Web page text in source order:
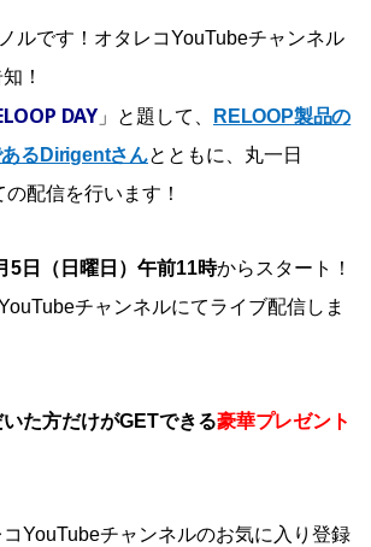
ルです！オタレコYouTubeチャンネル
！
DAY 」と題して、
RELOOP製品の
るDirigentさんとともに、丸一日
配信を行います！
5日（日曜日）午前11時からスタート！
チャンネルにてライブ配信しま
た方だけがGETできる豪華プレゼント
YouTubeチャンネルのお気に入り登録